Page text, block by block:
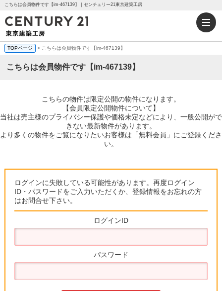
こちらは会員物件です【im-467139】｜センチュリー21東京建築工房
TOPページ > こちらは会員物件です【im-467139】
こちらは会員物件です【im-467139】
こちらの物件は限定公開の物件になります。
【会員限定公開物件について】
当社は売主様のプライバシー保護や価格未定などにより、一般公開がで
きない最新物件があります。
より多くの物件をご覧になりたいお客様は「無料会員」にご登録くださ
い。
ログインに失敗している可能性があります。再度ログイン
ID・パスワードをご入力いただくか、登録情報をお忘れの方
はお問合せ下さい。
ログインID
パスワード